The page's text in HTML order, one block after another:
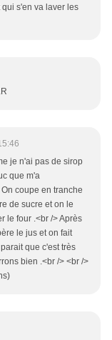
s'en va laver les
je n'ai pas de sirop
que m'a
coupe en tranche
de sucre et on le
le four .<br /> Après
le jus et on fait
que c'est très
bien .<br /> <br />